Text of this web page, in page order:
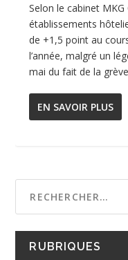
Selon le cabinet
établissements
de +1,5 point au
l’année, malgré un
mai du fait de la
EN SAVOIR PLUS
RUBRIQUES